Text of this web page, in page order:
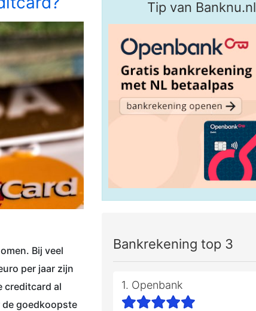
Bij veel
per jaar zijn
creditcard al
de goedkoopste
Tip van Banknu.nl
Bankrekening top 3
1. Openbank